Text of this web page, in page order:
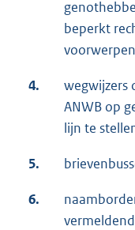
beperkt
4.
wegwijzers
ANWB op
lijn te
5.
6.